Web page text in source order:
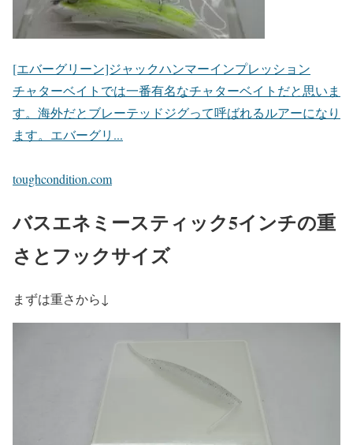
[エバーグリーン]ジャックハンマーインプレッション
チャターベイトでは一番有名なチャターベイトだと思いま
す。海外だとブレーテッドジグって呼ばれるルアーになり
ます。エバーグリ...
toughcondition.com
バスエネミースティック5インチの重
さとフックサイズ
まずは重さから↓